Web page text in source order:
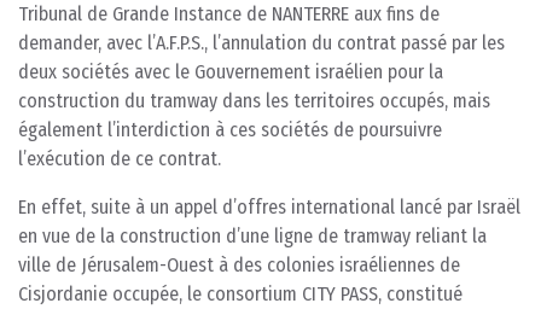
Tribunal de Grande Instance de NANTERRE aux fins de
demander, avec l’A.F.P.S., l’annulation du contrat passé par les
deux sociétés avec le Gouvernement israélien pour la
construction du tramway dans les territoires occupés, mais
également l’interdiction à ces sociétés de poursuivre
l’exécution de ce contrat.
En effet, suite à un appel d’offres international lancé par Israël
en vue de la construction d’une ligne de tramway reliant la
ville de Jérusalem-Ouest à des colonies israéliennes de
Cisjordanie occupée, le consortium CITY PASS, constitué